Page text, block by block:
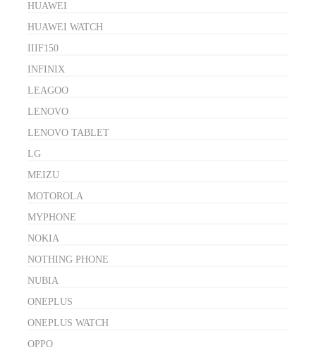
HUAWEI
HUAWEI WATCH
IIIF150
INFINIX
LEAGOO
LENOVO
LENOVO TABLET
LG
MEIZU
MOTOROLA
MYPHONE
NOKIA
NOTHING PHONE
NUBIA
ONEPLUS
ONEPLUS WATCH
OPPO